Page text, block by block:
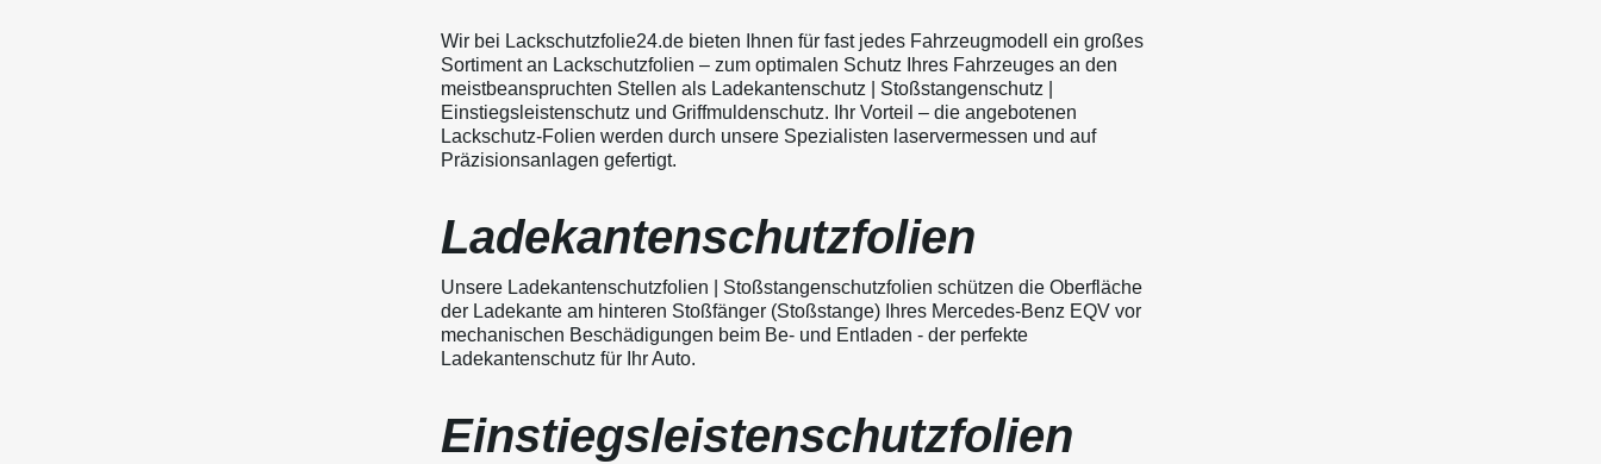
Wir bei Lackschutzfolie24.de bieten Ihnen für fast jedes Fahrzeugmodell ein großes
Sortiment an Lackschutzfolien – zum optimalen Schutz Ihres Fahrzeuges an den
meistbeanspruchten Stellen als Ladekantenschutz | Stoßstangenschutz |
Einstiegsleistenschutz und Griffmuldenschutz. Ihr Vorteil – die angebotenen
Lackschutz-Folien werden durch unsere Spezialisten laservermessen und auf
Präzisionsanlagen gefertigt.
Ladekantenschutzfolien
Unsere Ladekantenschutzfolien | Stoßstangenschutzfolien schützen die Oberfläche
der Ladekante am hinteren Stoßfänger (Stoßstange) Ihres Mercedes-Benz EQV vor
mechanischen Beschädigungen beim Be- und Entladen - der perfekte
Ladekantenschutz für Ihr Auto.
Einstiegsleistenschutzfolien